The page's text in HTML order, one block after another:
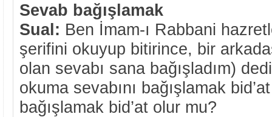
Sevab bağışlamak
Sual: Ben İmam-ı Rabbani
şerifini okuyup bitirince, bir
olan sevabı sana bağışladım)
okuma sevabını bağışlamak
bağışlamak bid’at olur mu?